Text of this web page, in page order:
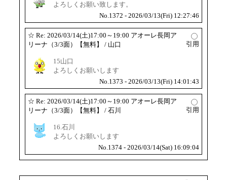
よろしくお願い致します。
No.1372 - 2026/03/13(Fri) 12:27:46
☆ Re: 2026/03/14(土)17:00～19:00 アオーレ長岡ア
リーナ（3/3面）【無料】
/ 山口 引用
15山口
よろしくお願いします
No.1373 - 2026/03/13(Fri) 14:01:43
☆ Re: 2026/03/14(土)17:00～19:00 アオーレ長岡ア
リーナ（3/3面）【無料】
/ 石川 引用
16.石川
よろしくお願いします
No.1374 - 2026/03/14(Sat) 16:09:04